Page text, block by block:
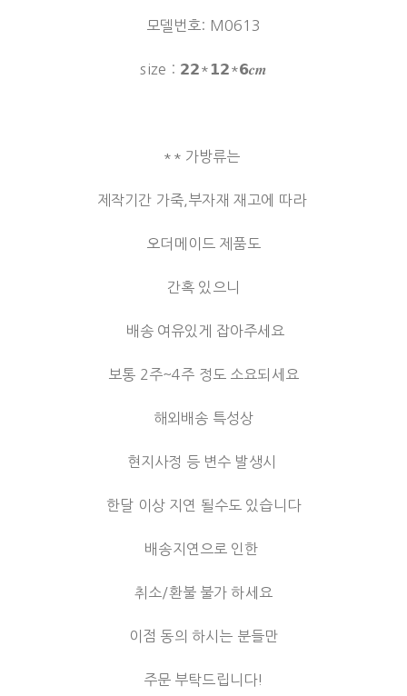
모델번호: M0613
size：𝟮𝟮*𝟭𝟮*𝟲𝒄𝒎
** 가방류는
제작기간 가죽,부자재 재고에 따라
오더메이드 제품도
간혹 있으니
배송 여유있게 잡아주세요
보통 2주~4주 정도 소요되세요
해외배송 특성상
현지사정 등 변수 발생시
한달 이상 지연 될수도 있습니다
배송지연으로 인한
취소/환불 불가 하세요
이점 동의 하시는 분들만
주문 부탁드립니다!